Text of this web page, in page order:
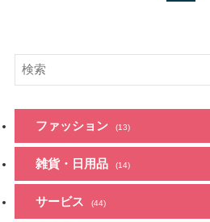
ファッション (13)
雑貨・日用品 (14)
サービス (44)